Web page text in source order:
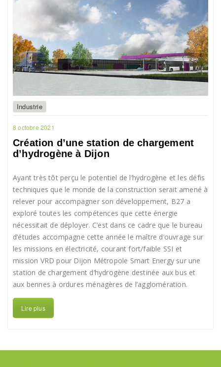
Industrie
8 octobre 2021
Création d’une station de chargement
d’hydrogène à Dijon
Ayant très tôt perçu le potentiel de l’hydrogène et les défis
techniques que le monde de la construction serait amené à
relever pour accompagner son développement, B27 a
exploré toutes les compétences que cette énergie
nécessitait de déployer. C’est dans ce cadre que le bureau
d’études accompagne cette année le maître d’ouvrage sur
les missions en électricité, courant fort/faible SSI et
mission VRD pour Dijon Métropole Smart Energy sur une
station de chargement d’hydrogène destinée aux bus et
aux bennes à ordures ménagères de l’agglomération.
Lire plus